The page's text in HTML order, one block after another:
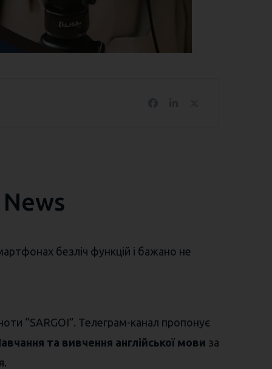
безліч функцій і бажано не
“SARGOI”. Телеграм-канал пропонує
та вивчення англійської мови за